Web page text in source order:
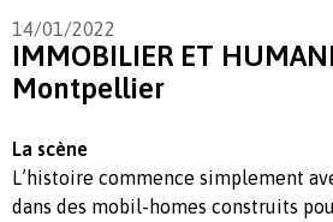
14/01/2022
IMMOBILIER ET
Montpellier
La scène
L’histoire commence simplement
dans des mobil-homes construits